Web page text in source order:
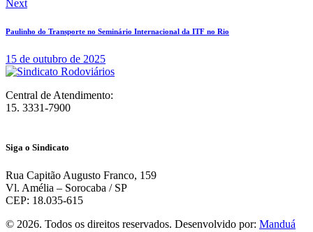
Next
Paulinho do Transporte no Seminário Internacional da ITF no Rio
15 de outubro de 2025
Central de Atendimento:
15. 3331-7900
Siga o Sindicato
Rua Capitão Augusto Franco, 159
Vl. Amélia – Sorocaba / SP
CEP: 18.035-615
© 2026. Todos os direitos reservados. Desenvolvido por: Manduá